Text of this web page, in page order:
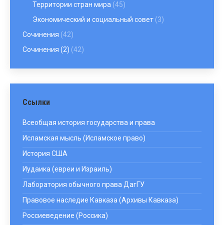
Территории стран мира (45)
Экономический и социальный совет (3)
Сочинения (42)
Сочинения (2) (42)
Ссылки
Всеобщая история государства и права
Исламская мысль (Исламское право)
История США
Иудаика (евреи и Израиль)
Лаборатория обычного права ДагГУ
Правовое наследие Кавказа (Архивы Кавказа)
Россиеведение (Россика)